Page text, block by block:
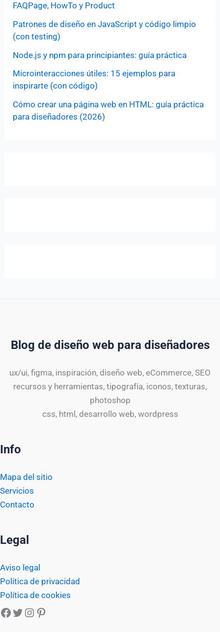
FAQPage, HowTo y Product
Patrones de diseño en JavaScript y código limpio
(con testing)
Node.js y npm para principiantes: guía práctica
Microinteracciones útiles: 15 ejemplos para
inspirarte (con código)
Cómo crear una página web en HTML: guía práctica
para diseñadores (2026)
Blog de diseño web para diseñadores
ux/ui, figma, inspiración, diseño web, eCommerce, SEO
recursos y herramientas, tipografía, iconos, texturas,
photoshop
css, html, desarrollo web, wordpress
Info
Mapa del sitio
Servicios
Contacto
Legal
Aviso legal
Política de privacidad
Política de cookies
Facebook
Twitter
Instagram
Pinterest